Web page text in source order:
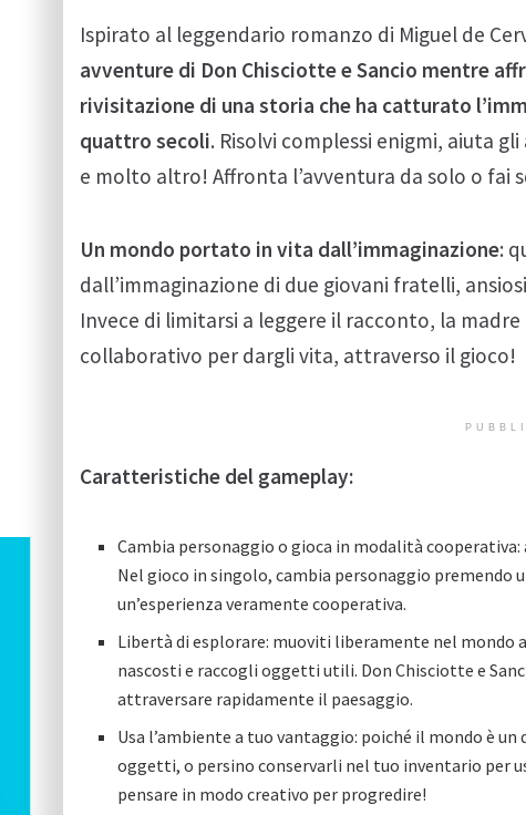
Ispirato al leggendario romanzo di Miguel de
avventure di Don Chisciotte e Sancio mentre
rivisitazione di una storia che ha catturato
quattro secoli. Risolvi complessi enigmi, aiuta
e molto altro! Affronta l’avventura da solo o fai
Un mondo portato in vita dall’immaginazione:
dall’immaginazione di due giovani fratelli,
Invece di limitarsi a leggere il racconto, la
collaborativo per dargli vita, attraverso il gioco!
Caratteristiche del gameplay:
Cambia personaggio o gioca in modalità
Nel gioco in singolo, cambia personaggio premendo
un’esperienza veramente cooperativa.
Libertà di esplorare: muoviti liberamente nel
nascosti e raccogli oggetti utili. Don Chisciotte e
attraversare rapidamente il paesaggio.
Usa l’ambiente a tuo vantaggio: poiché il mondo è
oggetti, o persino conservarli nel tuo inventario per
pensare in modo creativo per progredire!